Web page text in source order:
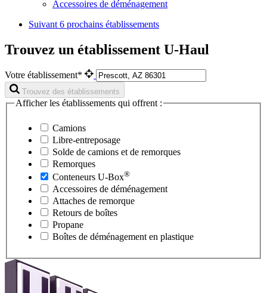
Accessoires de déménagement
Suivant 6 prochains établissements
Trouvez un établissement U-Haul
Votre établissement*
Trouvez des établissements
Afficher les établissements qui offrent :
Camions
Libre-entreposage
Solde de camions et de remorques
Remorques
Conteneurs U-Box®
Accessoires de déménagement
Attaches de remorque
Retours de boîtes
Propane
Boîtes de déménagement en plastique